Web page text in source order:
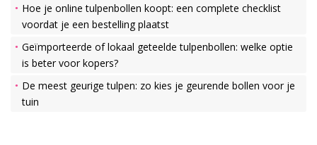
Hoe je online tulpenbollen koopt: een complete checklist
voordat je een bestelling plaatst
Geïmporteerde of lokaal geteelde tulpenbollen: welke optie
is beter voor kopers?
De meest geurige tulpen: zo kies je geurende bollen voor je
tuin